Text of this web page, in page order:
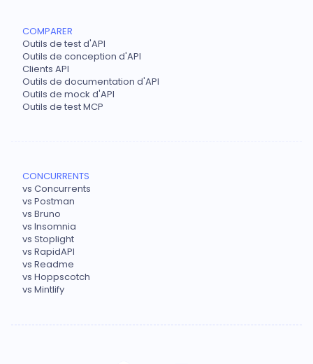
COMPARER
Outils de test d'API
Outils de conception d'API
Clients API
Outils de documentation d'API
Outils de mock d'API
Outils de test MCP
CONCURRENTS
vs Concurrents
vs Postman
vs Bruno
vs Insomnia
vs Stoplight
vs RapidAPI
vs Readme
vs Hoppscotch
vs Mintlify